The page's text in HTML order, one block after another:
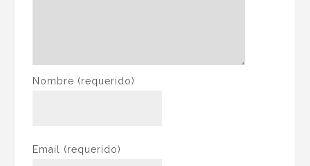
Nombre (requerido)
Email (requerido)